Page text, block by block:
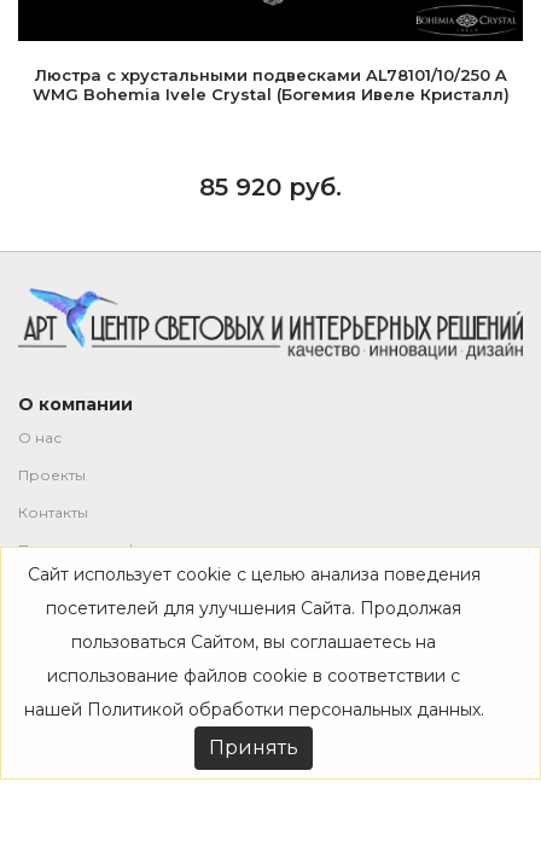
Люстра с хрустальными подвесками AL78101/10/250 A
WMG Bohemia Ivele Crystal (Богемия Ивеле Кристалл)
85 920 руб.
О компании
О нас
Проекты
Контакты
Политика конфиденциальности
Магазин
Каталог
Дизайнерам
Акции
Сайт использует cookie с целью анализа поведения
посетителей для улучшения Сайта. Продолжая
пользоваться Сайтом, вы соглашаетесь на
использование файлов cookie в соответствии с
нашей Политикой обработки персональных данных.
Принять